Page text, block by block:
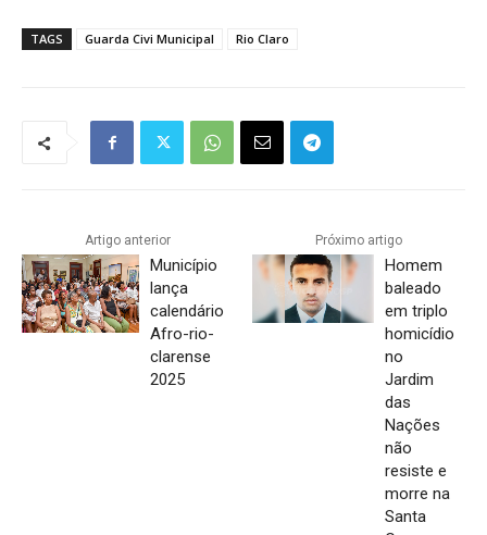
TAGS Guarda Civi Municipal Rio Claro
Artigo anterior
Município
lança
calendário
Afro-rio-
clarense
2025
Próximo artigo
Homem
baleado
em triplo
homicídio
no
Jardim
das
Nações
não
resiste e
morre na
Santa